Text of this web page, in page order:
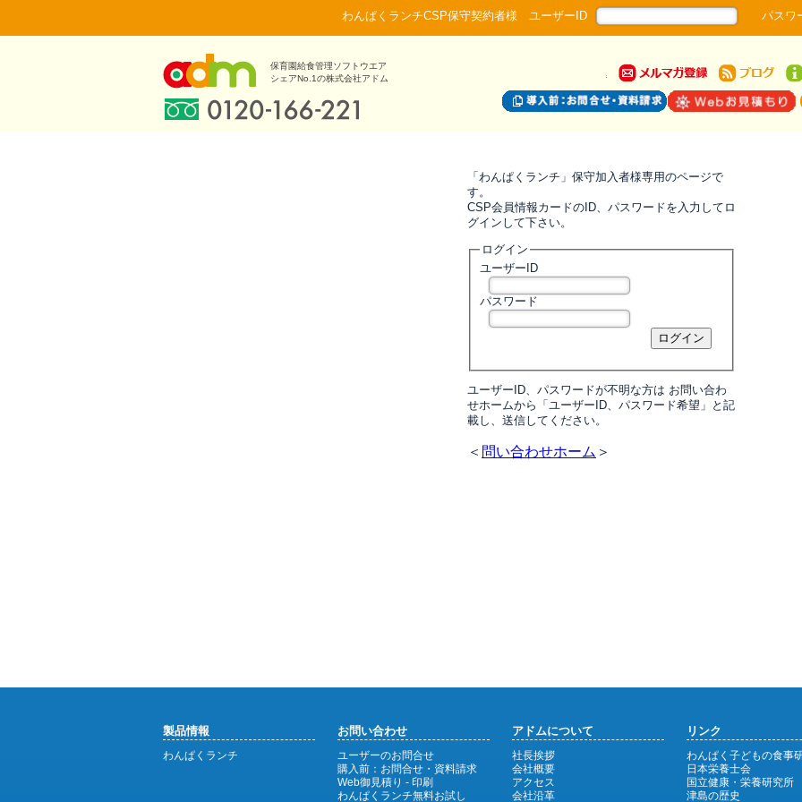
わんぱくランチCSP保守契約者様 ユーザーID パスワ
保育園給食管理ソフトウエア
シェアNo.1の株式会社アドム
「わんぱくランチ」保守加入者様専用のページで
す。
CSP会員情報カードのID、パスワードを入力してロ
グインして下さい。
ログイン
ユーザーID
パスワード
ユーザーID、パスワードが不明な方は お問い合わ
せホームから「ユーザーID、パスワード希望」と記
載し、送信してください。
＜ 問い合わせホーム ＞
製品情報
わんぱくランチ
お問い合わせ
ユーザーのお問合せ
購入前：お問合せ・資料請求
Web御見積り - 印刷
わんぱくランチ無料お試し
アドムについて
社長挨拶
会社概要
アクセス
会社沿革
リンク
わんぱく子どもの食事
日本栄養士会
国立健康・栄養研究所
津島の歴史